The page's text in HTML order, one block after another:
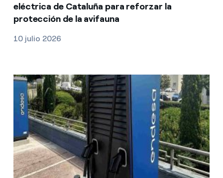
eléctrica de Cataluña para reforzar la
protección de la avifauna
10 julio 2026